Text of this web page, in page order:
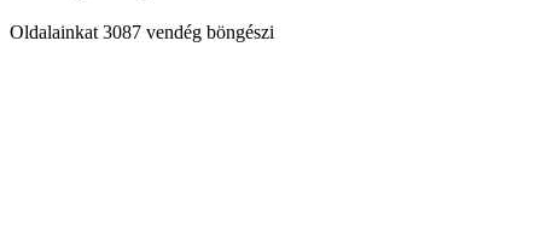
Oldalainkat 3087 vendég böngészi